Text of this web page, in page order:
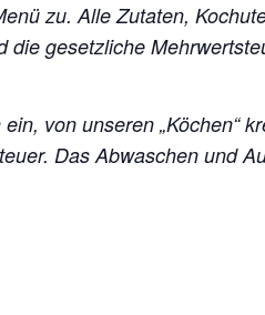
zu. Alle Zutaten,
gesetzliche
von unseren „Köchen“
Das Abwaschen und